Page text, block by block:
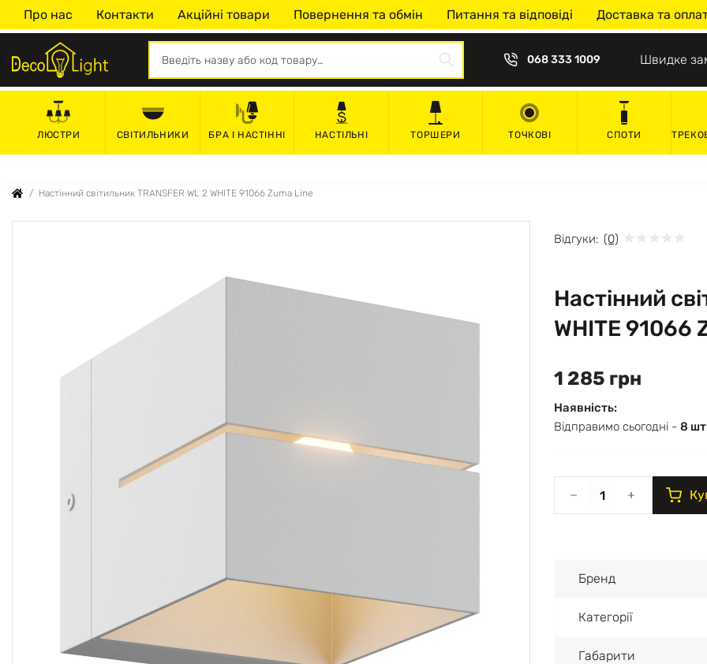
Про нас Контакти Акційні товари Повернення та обмін Питання та відповіді Доставка та
068 333 1009 Швидке
ЛЮСТРИ СВІТИЛЬНИКИ БРА І НАСТІННІ НАСТІЛЬНІ ТОРШЕРИ ТОЧКОВІ СПОТИ
Настінний світильник TRANSFER WL 2 WHITE 91066 Zuma Line
Відгуки: (0)
Настінний
WHITE 91066
1 285 грн
Наявність:
Відправимо сьогодні - 8 шт
Бренд
Категорії
Габарити